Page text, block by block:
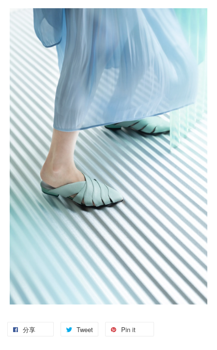
分享 Tweet Pin it